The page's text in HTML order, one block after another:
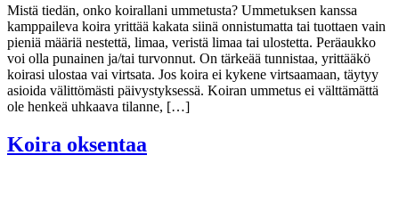
Mistä tiedän, onko koirallani ummetusta? Ummetuksen kanssa
kamppaileva koira yrittää kakata siinä onnistumatta tai tuottaen vain
pieniä määriä nestettä, limaa, veristä limaa tai ulostetta. Peräaukko
voi olla punainen ja/tai turvonnut. On tärkeää tunnistaa, yrittääkö
koirasi ulostaa vai virtsata. Jos koira ei kykene virtsaamaan, täytyy
asioida välittömästi päivystyksessä. Koiran ummetus ei välttämättä
ole henkeä uhkaava tilanne, […]
Koira oksentaa